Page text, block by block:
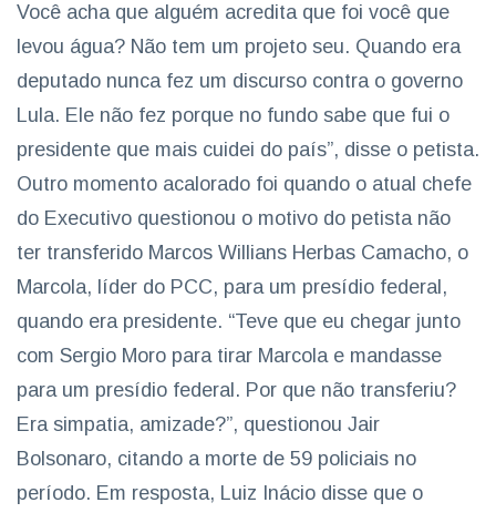
Você acha que alguém acredita que foi você que
levou água? Não tem um projeto seu. Quando era
deputado nunca fez um discurso contra o governo
Lula. Ele não fez porque no fundo sabe que fui o
presidente que mais cuidei do país”, disse o petista.
Outro momento acalorado foi quando o atual chefe
do Executivo questionou o motivo do petista não
ter transferido Marcos Willians Herbas Camacho, o
Marcola, líder do PCC, para um presídio federal,
quando era presidente. “Teve que eu chegar junto
com Sergio Moro para tirar Marcola e mandasse
para um presídio federal. Por que não transferiu?
Era simpatia, amizade?”, questionou Jair
Bolsonaro, citando a morte de 59 policiais no
período. Em resposta, Luiz Inácio disse que o